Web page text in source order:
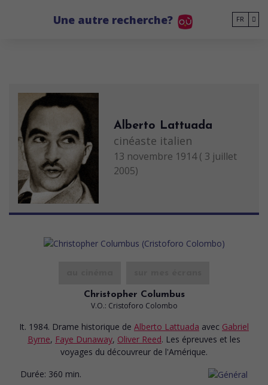
Une autre recherche? FR
Alberto Lattuada
cinéaste italien
13 novembre 1914 ( 3 juillet
2005)
Christopher Columbus
V.O.: Cristoforo Colombo
It. 1984. Drame historique de Alberto Lattuada avec Gabriel
Byrne, Faye Dunaway, Oliver Reed. Les épreuves et les
voyages du découvreur de l'Amérique.
Durée: 360 min.